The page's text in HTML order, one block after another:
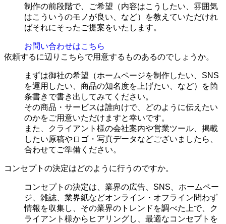
制作の前段階で、ご希望（内容はこうしたい、雰囲気
はこういうのモノが良い、など）を教えていただけれ
ばそれにそったご提案をいたします。
お問い合わせはこちら
依頼するに辺りこちらで用意するものあるのでしょうか。
まずは御社の希望（ホームページを制作したい、SNS
を運用したい、商品の知名度を上げたい、など）を箇
条書きで書き出してみてください。
その商品・サービスは誰向けで、どのように伝えたい
のかをご用意いただけますと幸いです。
また、クライアント様の会社案内や営業ツール、掲載
したい原稿やロゴ・写真データなどございましたら、
合わせてご準備ください。
コンセプトの決定はどのように行うのですか。
コンセプトの決定は、業界の広告、SNS、ホームペー
ジ、雑誌、業界紙などオンライン・オフライン問わず
情報を収集し、その業界のトレンドを調べた上で、ク
ライアント様からヒアリングし、最適なコンセプトを